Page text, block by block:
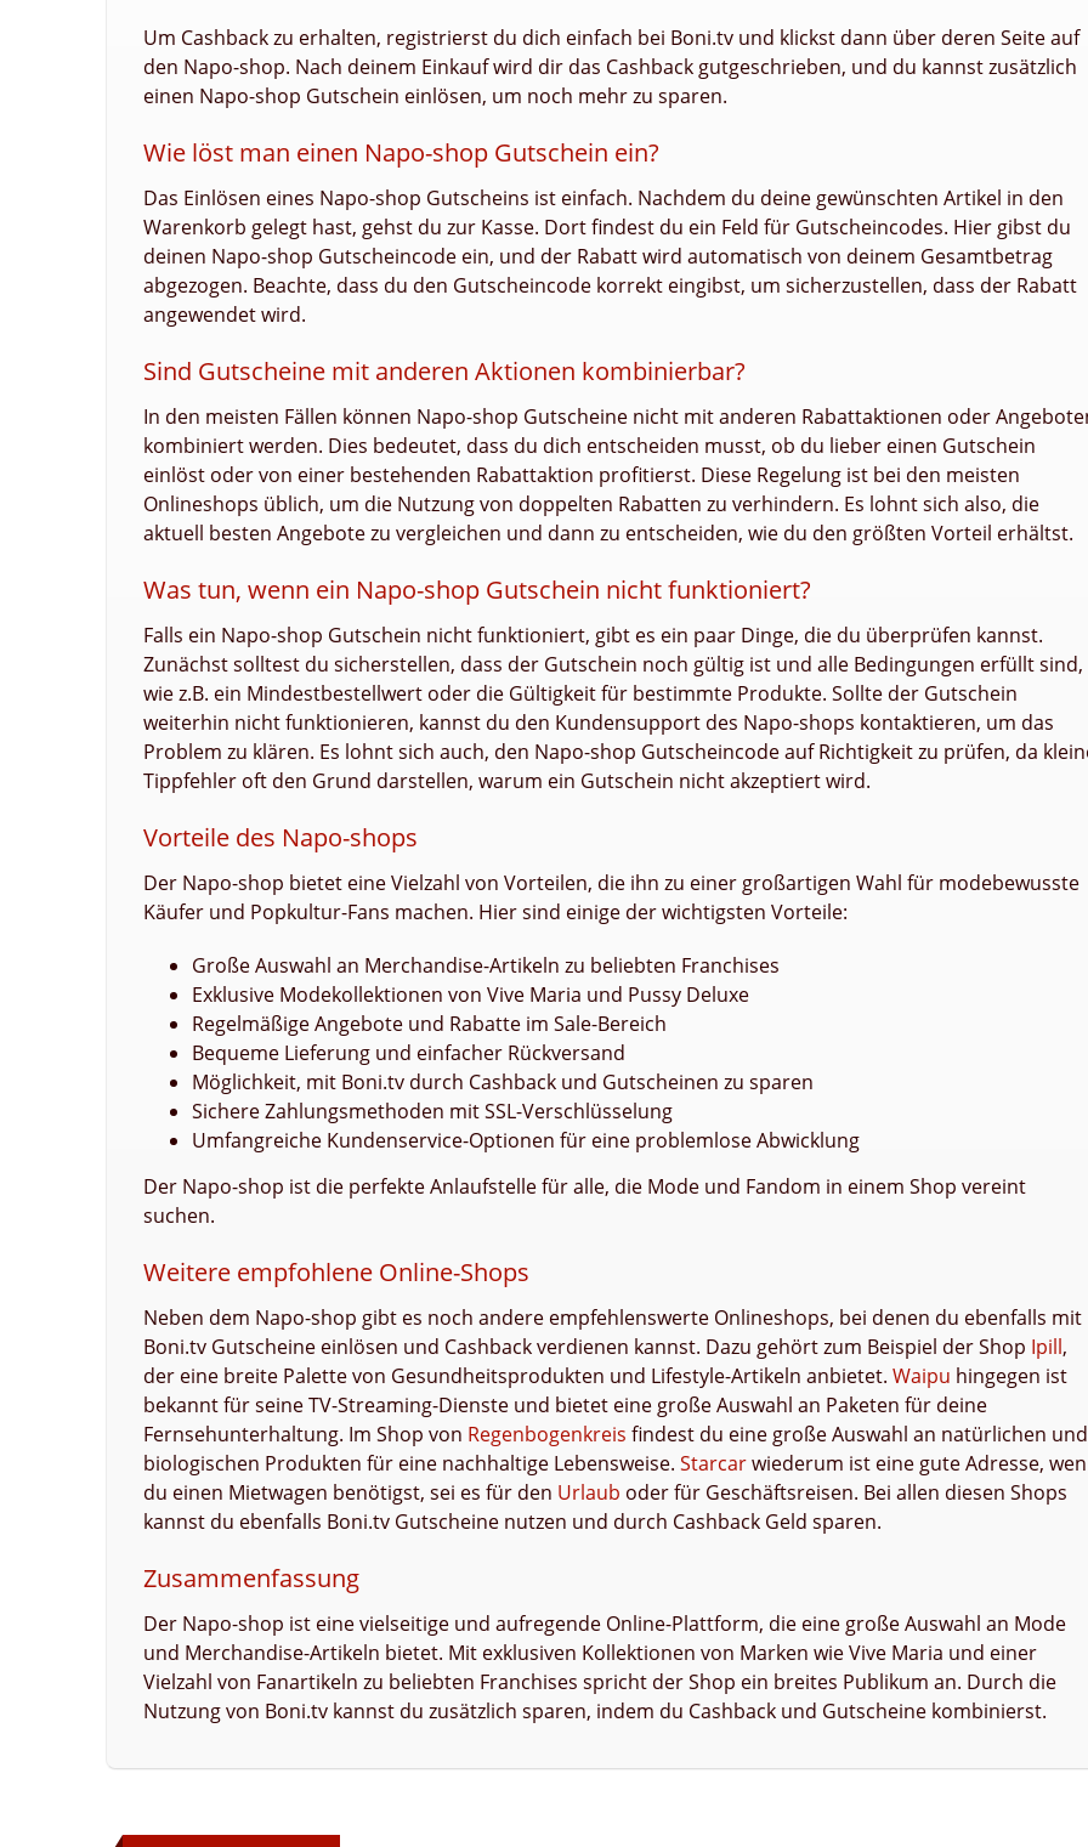
Um Cashback zu erhalten, registrierst du dich einfach bei Boni.tv und klickst dann über deren Seite auf
den Napo-shop. Nach deinem Einkauf wird dir das Cashback gutgeschrieben, und du kannst zusätzlich
einen Napo-shop Gutschein einlösen, um noch mehr zu sparen.
Wie löst man einen Napo-shop Gutschein ein?
Das Einlösen eines Napo-shop Gutscheins ist einfach. Nachdem du deine gewünschten Artikel in den
Warenkorb gelegt hast, gehst du zur Kasse. Dort findest du ein Feld für Gutscheincodes. Hier gibst du
deinen Napo-shop Gutscheincode ein, und der Rabatt wird automatisch von deinem Gesamtbetrag
abgezogen. Beachte, dass du den Gutscheincode korrekt eingibst, um sicherzustellen, dass der Rabatt
angewendet wird.
Sind Gutscheine mit anderen Aktionen kombinierbar?
In den meisten Fällen können Napo-shop Gutscheine nicht mit anderen Rabattaktionen oder
kombiniert werden. Dies bedeutet, dass du dich entscheiden musst, ob du lieber einen Gutschein
einlöst oder von einer bestehenden Rabattaktion profitierst. Diese Regelung ist bei den meisten
Onlineshops üblich, um die Nutzung von doppelten Rabatten zu verhindern. Es lohnt sich also, die
aktuell besten Angebote zu vergleichen und dann zu entscheiden, wie du den größten Vorteil erhältst.
Was tun, wenn ein Napo-shop Gutschein nicht funktioniert?
Falls ein Napo-shop Gutschein nicht funktioniert, gibt es ein paar Dinge, die du überprüfen kannst.
Zunächst solltest du sicherstellen, dass der Gutschein noch gültig ist und alle Bedingungen erfüllt sind,
wie z.B. ein Mindestbestellwert oder die Gültigkeit für bestimmte Produkte. Sollte der Gutschein
weiterhin nicht funktionieren, kannst du den Kundensupport des Napo-shops kontaktieren, um das
Problem zu klären. Es lohnt sich auch, den Napo-shop Gutscheincode auf Richtigkeit zu prüfen, da
Tippfehler oft den Grund darstellen, warum ein Gutschein nicht akzeptiert wird.
Vorteile des Napo-shops
Der Napo-shop bietet eine Vielzahl von Vorteilen, die ihn zu einer großartigen Wahl für modebewusste
Käufer und Popkultur-Fans machen. Hier sind einige der wichtigsten Vorteile:
Große Auswahl an Merchandise-Artikeln zu beliebten Franchises
Exklusive Modekollektionen von Vive Maria und Pussy Deluxe
Regelmäßige Angebote und Rabatte im Sale-Bereich
Bequeme Lieferung und einfacher Rückversand
Möglichkeit, mit Boni.tv durch Cashback und Gutscheinen zu sparen
Sichere Zahlungsmethoden mit SSL-Verschlüsselung
Umfangreiche Kundenservice-Optionen für eine problemlose Abwicklung
Der Napo-shop ist die perfekte Anlaufstelle für alle, die Mode und Fandom in einem Shop vereint
suchen.
Weitere empfohlene Online-Shops
Neben dem Napo-shop gibt es noch andere empfehlenswerte Onlineshops, bei denen du ebenfalls mit
Boni.tv Gutscheine einlösen und Cashback verdienen kannst. Dazu gehört zum Beispiel der Shop Ipill,
der eine breite Palette von Gesundheitsprodukten und Lifestyle-Artikeln anbietet. Waipu hingegen ist
bekannt für seine TV-Streaming-Dienste und bietet eine große Auswahl an Paketen für deine
Fernsehunterhaltung. Im Shop von Regenbogenkreis findest du eine große Auswahl an natürlichen und
biologischen Produkten für eine nachhaltige Lebensweise. Starcarwiederum ist eine gute Adresse,
du einen Mietwagen benötigst, sei es für den Urlaub oder für Geschäftsreisen. Bei allen diesen Shops
kannst du ebenfalls Boni.tv Gutscheine nutzen und durch Cashback Geld sparen.
Zusammenfassung
Der Napo-shop ist eine vielseitige und aufregende Online-Plattform, die eine große Auswahl an Mode
und Merchandise-Artikeln bietet. Mit exklusiven Kollektionen von Marken wie Vive Maria und einer
Vielzahl von Fanartikeln zu beliebten Franchises spricht der Shop ein breites Publikum an. Durch die
Nutzung von Boni.tv kannst du zusätzlich sparen, indem du Cashback und Gutscheine kombinierst.